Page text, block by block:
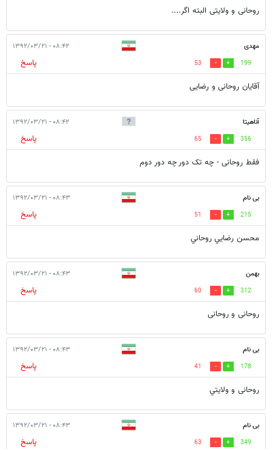
روحانی و ولایتی البته اگر....
مهدی ۰۸:۴۲ - ۱۳۹۲/۰۳/۲۱
199
53
پاسخ
آقایان روحانی و رضایی
آناهیتا ۰۸:۴۲ - ۱۳۹۲/۰۳/۲۱
356
65
پاسخ
فقط روحانی - چه تک دور چه دور دوم
بی نام ۰۸:۴۳ - ۱۳۹۲/۰۳/۲۱
215
51
پاسخ
محسن رضايي روحاني
بهمن ۰۸:۴۳ - ۱۳۹۲/۰۳/۲۱
312
60
پاسخ
روحانی و روحانی
بی نام ۰۸:۴۳ - ۱۳۹۲/۰۳/۲۱
178
41
پاسخ
روحانی و ولايتي
بی نام ۰۸:۴۳ - ۱۳۹۲/۰۳/۲۱
349
63 پاسخ